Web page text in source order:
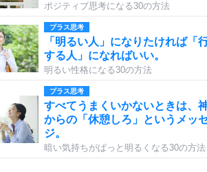
ポジティブ思考になる30の方法
プラス思考
「明るい人」になりたければ「
する人」になればいい。
明るい性格になる30の方法
プラス思考
すべてうまくいかないときは、
からの「休憩しろ」というメッ
ジ。
暗い気持ちがぱっと明るくなる30の方法